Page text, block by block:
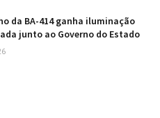
da BA-414 ganha iluminação
junto ao Governo do Estado